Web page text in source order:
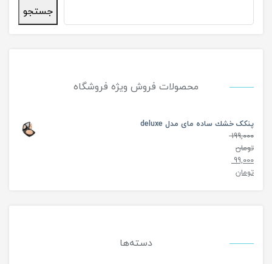
جستجو
محصولات فروش ویژه فروشگاه
پنکک خشك ساده مای مدل deluxe
199,000
تومان
99,000
تومان
دسته‌ها